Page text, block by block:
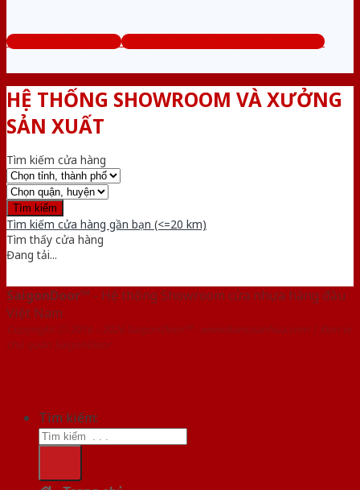
www.cuanhuago.com Tổng đài tư vấn miễn phí: 0824.400.400
HỆ THỐNG SHOWROOM VÀ XƯỞNG
SẢN XUẤT
Tìm kiếm cửa hàng
Tìm kiếm cửa hàng gần bạn (<=20 km)
Tìm thấy cửa hàng
Đang tải...
SaigonDoor™ - Hệ thống Showroom cửa nhựa hàng đầu
Việt Nam
Copyright ⓒ 2016 – 2026 SaigonDoor™ - www.bancuanhua.com | Đơn vị
chủ quản SaigonDoor
Tìm kiếm: